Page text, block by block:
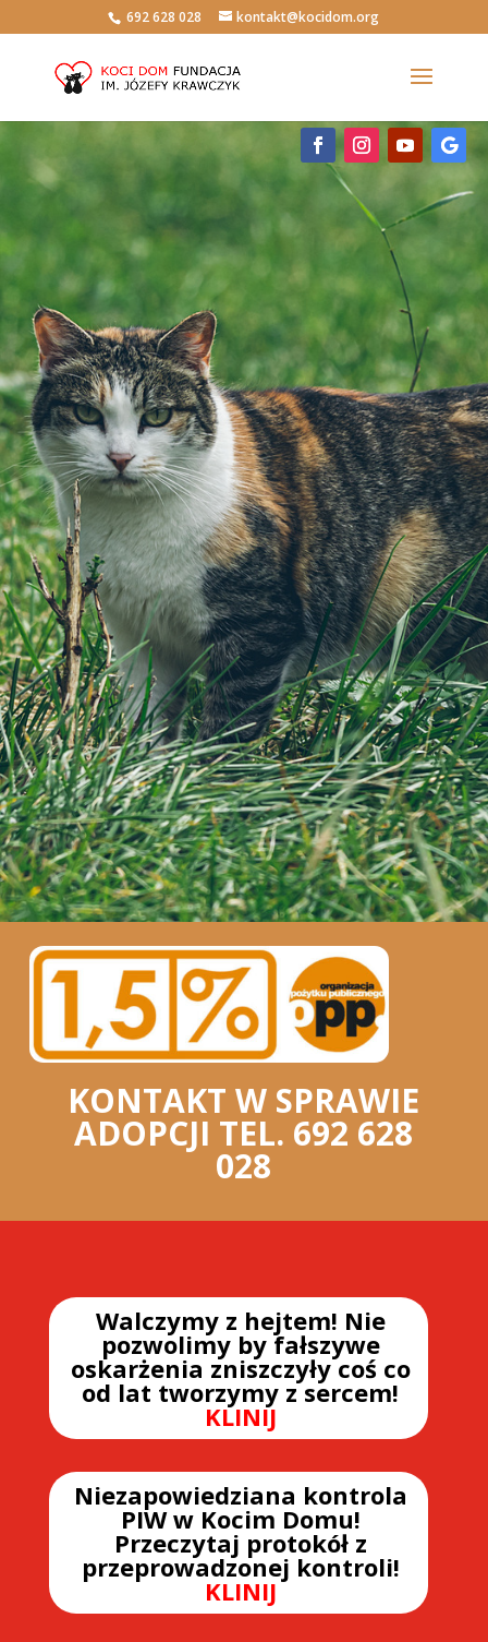
692 628 028 kontakt@kocidom.org
KONTAKT W SPRAWIE
ADOPCJI TEL. 692 628
028
Walczymy z hejtem! Nie
pozwolimy by fałszywe
oskarżenia zniszczyły coś co
od lat tworzymy z sercem!
KLINIJ
Niezapowiedziana kontrola
PIW w Kocim Domu!
Przeczytaj protokół z
przeprowadzonej kontroli!
KLINIJ